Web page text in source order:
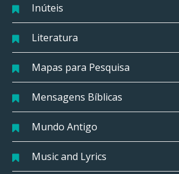
Inúteis
Literatura
Mapas para Pesquisa
Mensagens Bíblicas
Mundo Antigo
Music and Lyrics